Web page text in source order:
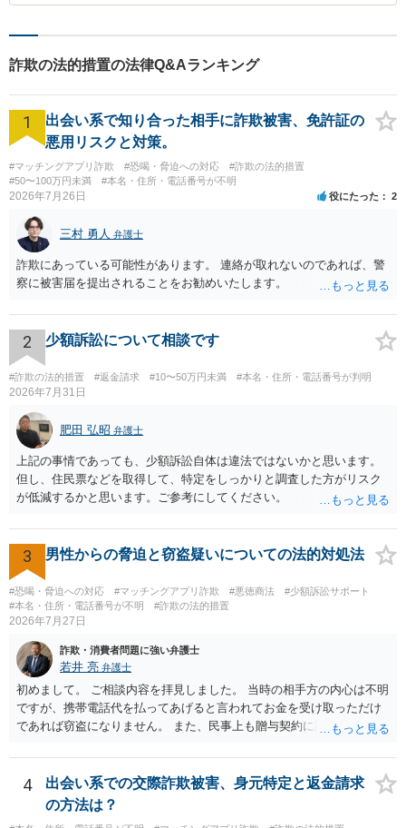
詐欺の法的措置の法律Q&Aランキング
1
出会い系で知り合った相手に詐欺被害、免許証の
悪用リスクと対策。
#マッチングアプリ詐欺 #恐喝・脅迫への対応
#詐欺の法的措置
#50〜100万円未満
#本名・住所・電話番号が不明
2026年7月26日 役にたった 2
三村 勇人 弁護士
詐欺にあっている可能性があります。 連絡が取れないのであれば、警
察に被害届を提出されることをお勧めいたします。
2 少額訴訟について相談です
#詐欺の法的措置 #返金請求 #10〜50万円未満 #本名・住所・電話番号が判明
2026年7月31日
肥田 弘昭 弁護士
上記の事情であっても、少額訴訟自体は違法ではないかと思います。
但し、住民票などを取得して、特定をしっかりと調査した方がリスク
が低減するかと思います。ご参考にしてください。
3 男性からの脅迫と窃盗疑いについての法的対処法
#恐喝・脅迫への対応 #マッチングアプリ詐欺 #悪徳商法
#少額訴訟サポート
#本名・住所・電話番号が不明
#詐欺の法的措置
2026年7月27日
詐欺・消費者問題に強い弁護士
若井 亮 弁護士
初めまして。 ご相談内容を拝見しました。 当時の相手方の内心は不明
ですが、携帯電話代を払ってあげると言われてお金を受け取っただけ
であれば窃盗になりません。 また、民事上も贈与契約に該当すると思
ず、可能であればブロックをするようにしてください。 ご不安であれ
ば、最寄りの警察署に相談をしても良いかもしれません。 以上、ご参
考になれば幸いです。
4
出会い系での交際詐欺被害、身元特定と返金請求
の方法は？